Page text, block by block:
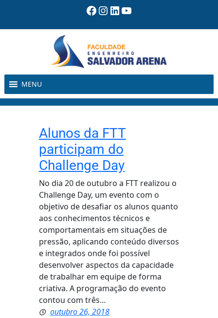
o
Facebook
Instagram
LinkedIn
Youtube
MENU
Alunos da FTT
participam do
Challenge Day
No dia 20 de outubro a FTT realizou o
Challenge Day, um evento com o
objetivo de desafiar os alunos quanto
aos conhecimentos técnicos e
comportamentais em situações de
pressão, aplicando conteúdo diversos
e integrados onde foi possível
desenvolver aspectos da capacidade
de trabalhar em equipe de forma
criativa. A programação do evento
contou com três…
outubro 26, 2018